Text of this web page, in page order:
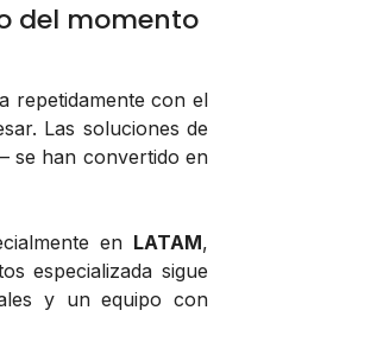
del momento
repetidamente con el
Las soluciones de
se han convertido en
en LATAM,
especializada sigue
y un equipo con